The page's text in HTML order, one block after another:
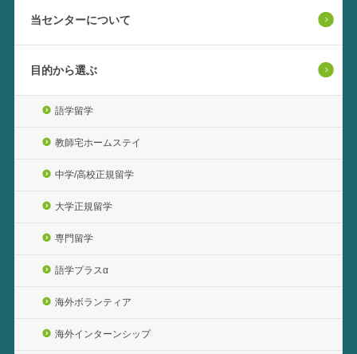
当センターについて
目的から選ぶ
語学留学
教師宅ホームステイ
中学/高校正規留学
大学正規留学
専門留学
語学プラスα
海外ボランティア
海外インターンシップ